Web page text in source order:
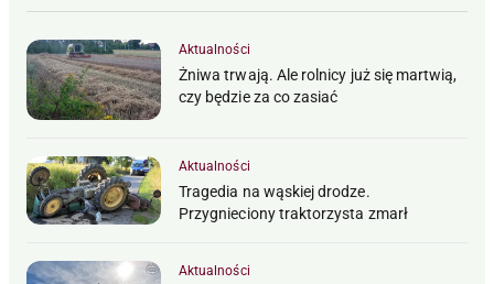
Aktualności
Żniwa trwają. Ale rolnicy już się martwią,
czy będzie za co zasiać
Aktualności
Tragedia na wąskiej drodze.
Przygnieciony traktorzysta zmarł
Aktualności